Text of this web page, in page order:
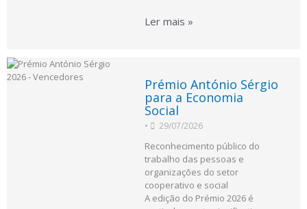
Ler mais »
Prémio António Sérgio
para a Economia
Social
• 29/07/2026
Reconhecimento público do
trabalho das pessoas e
organizações do setor
cooperativo e social
A edição do Prémio 2026 é